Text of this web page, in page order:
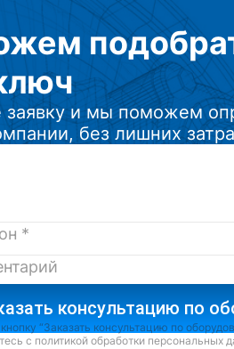
заявку и мы поможем
без лишних
консультацию по
“Заказать консультацию по
с политикой обработки персональных